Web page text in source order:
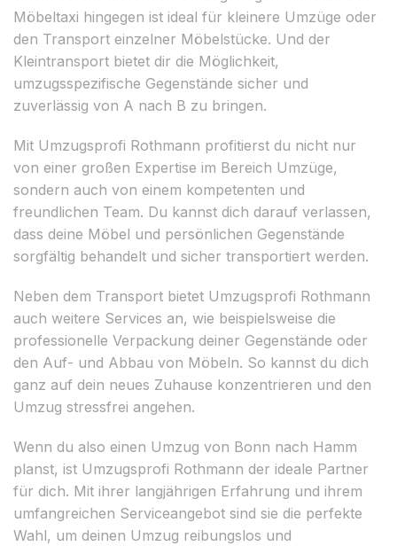
Möbeltaxi hingegen ist ideal für kleinere Umzüge oder
den Transport einzelner Möbelstücke. Und der
Kleintransport bietet dir die Möglichkeit,
umzugsspezifische Gegenstände sicher und
zuverlässig von A nach B zu bringen.
Mit Umzugsprofi Rothmann profitierst du nicht nur
von einer großen Expertise im Bereich Umzüge,
sondern auch von einem kompetenten und
freundlichen Team. Du kannst dich darauf verlassen,
dass deine Möbel und persönlichen Gegenstände
sorgfältig behandelt und sicher transportiert werden.
Neben dem Transport bietet Umzugsprofi Rothmann
auch weitere Services an, wie beispielsweise die
professionelle Verpackung deiner Gegenstände oder
den Auf- und Abbau von Möbeln. So kannst du dich
ganz auf dein neues Zuhause konzentrieren und den
Umzug stressfrei angehen.
Wenn du also einen Umzug von Bonn nach Hamm
planst, ist Umzugsprofi Rothmann der ideale Partner
für dich. Mit ihrer langjährigen Erfahrung und ihrem
umfangreichen Serviceangebot sind sie die perfekte
Wahl, um deinen Umzug reibungslos und